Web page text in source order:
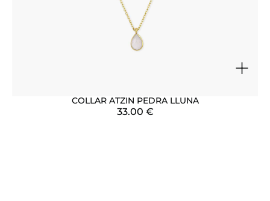
+
COLLAR ATZIN PEDRA LLUNA
33.00 €